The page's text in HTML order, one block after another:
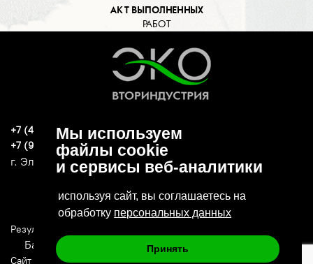
Мы используем
файлы cookie
и сервисы веб-аналитики
используя сайт, вы соглашаетесь на
обработку персональных данных
Принять
АКТ ВЫПОЛНЕННЫХ
РАБОТ
г. Электросталь, ул. Спортивная, д. 47А
ekoind93@yandex.ru
+7 (496) 570-37-15
+7 (919) 776-04-79
Банковские реквизиты
Результаты СОУТ
Сайт сделан в: Deluxmedia